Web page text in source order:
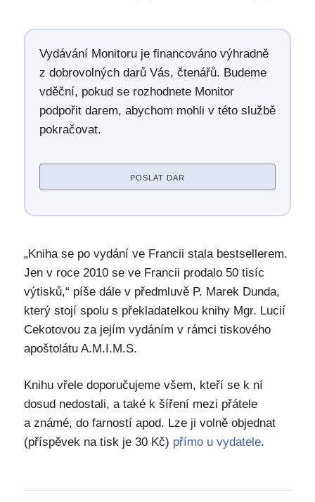
Vydávání Monitoru je financováno výhradně
z dobrovolných darů Vás, čtenářů. Budeme
vděční, pokud se rozhodnete Monitor
podpořit darem, abychom mohli v této službě
pokračovat.
POSLAT DAR
„Kniha se po vydání ve Francii stala bestsellerem.
Jen v roce 2010 se ve Francii prodalo 50 tisíc
výtisků,“ píše dále v předmluvě P. Marek Dunda,
který stojí spolu s překladatelkou knihy Mgr. Lucií
Cekotovou za jejím vydáním v rámci tiskového
apoštolátu A.M.I.M.S.
Knihu vřele doporučujeme všem, kteří se k ní
dosud nedostali, a také k šíření mezi přátele
a známé, do farností apod. Lze ji volně objednat
(příspěvek na tisk je 30 Kč) přímo u vydatele.